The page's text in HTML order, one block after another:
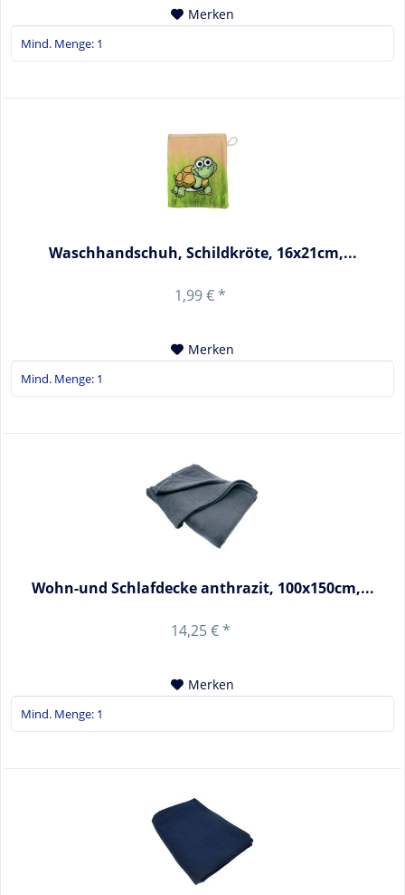
Merken
Waschhandschuh, Schildkröte, 16x21cm,...
1,99 € *
Merken
Wohn-und Schlafdecke anthrazit, 100x150cm,...
14,25 € *
Merken